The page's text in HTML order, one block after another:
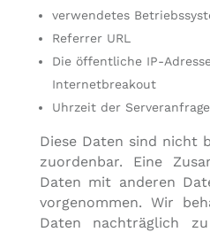
verwendetes
Referrer URL
Die öffentliche IP-
Internetbreakout
Uhrzeit der Serveranfrage
Diese Daten sind nicht
zuordenbar. Eine
Daten mit anderen
vorgenommen. Wir
Daten nachträglich